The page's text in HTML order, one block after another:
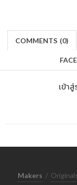
COMMENTS (0)
เข้า
Makers /